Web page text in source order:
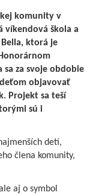
komunity v
víkendová škola a
ktorá je
sa za svoje obdobie
objavovať
Projekt sa teší
sú i
detí,
člena komunity,
aj o symbol